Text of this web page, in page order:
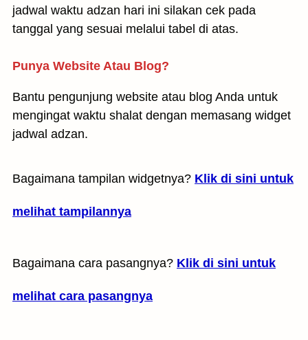
jadwal waktu adzan hari ini silakan cek pada
tanggal yang sesuai melalui tabel di atas.
Punya Website Atau Blog?
Bantu pengunjung website atau blog Anda untuk
mengingat waktu shalat dengan memasang widget
jadwal adzan.
Bagaimana tampilan widgetnya? Klik di sini untuk
melihat tampilannya
Bagaimana cara pasangnya? Klik di sini untuk
melihat cara pasangnya